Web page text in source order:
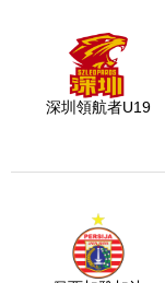
深圳領航者U19